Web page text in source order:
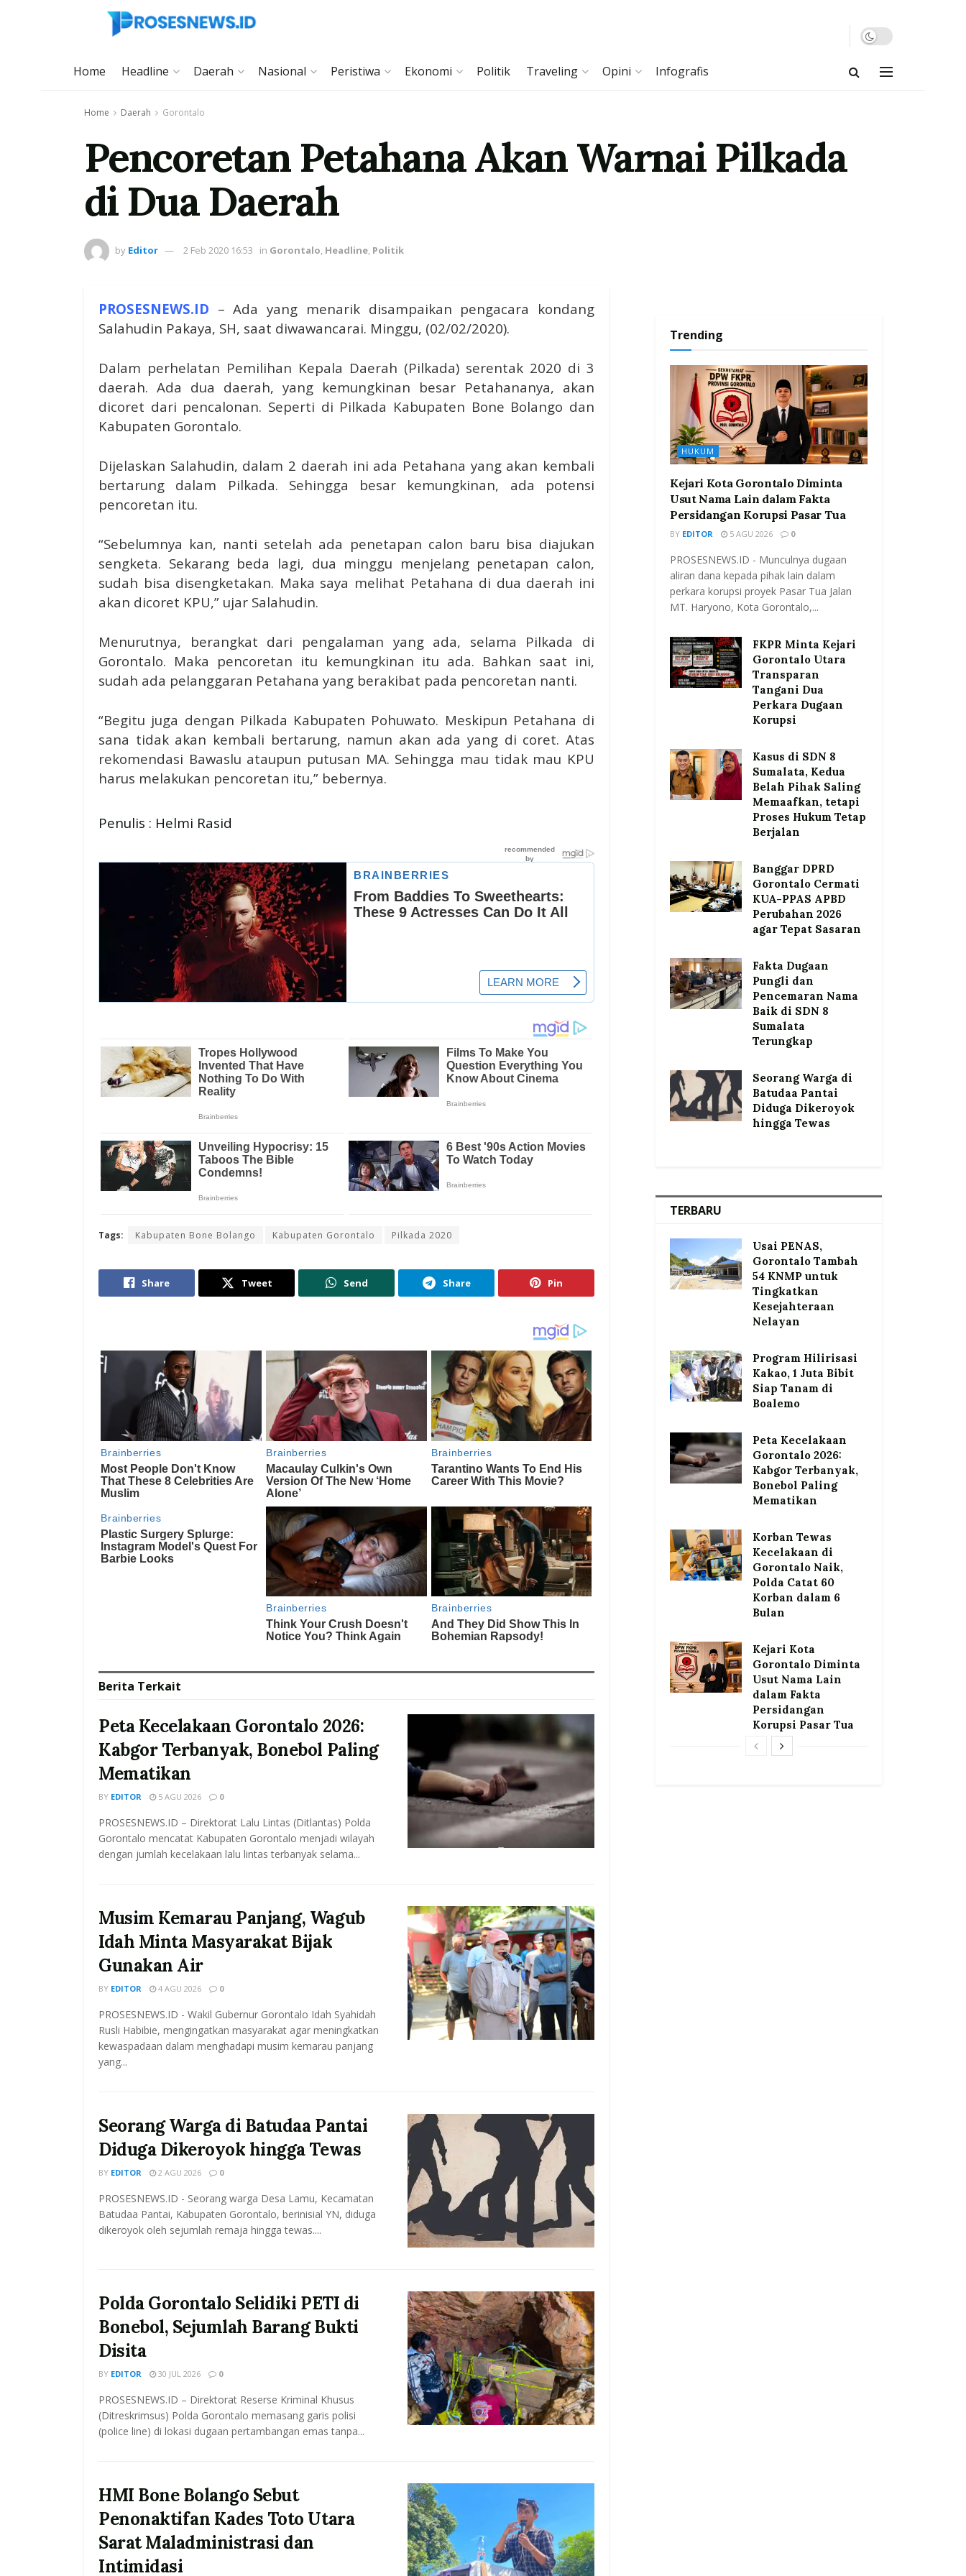
Home Headline Daerah Nasional Peristiwa Ekonomi Politik Traveling Opini Infografis
Home Daerah Gorontalo
Pencoretan Petahana Akan Warnai Pilkada
di Dua Daerah
by Editor 2 Feb 2020 16:53 in Gorontalo, Headline, Politik
PROSESNEWS.ID – Ada yang menarik disampaikan pengacara kondang
Salahudin Pakaya, SH, saat diwawancarai. Minggu, (02/02/2020).
Dalam perhelatan Pemilihan Kepala Daerah (Pilkada) serentak 2020 di 3
daerah. Ada dua daerah, yang kemungkinan besar Petahananya, akan
dicoret dari pencalonan. Seperti di Pilkada Kabupaten Bone Bolango dan
Kabupaten Gorontalo.
Dijelaskan Salahudin, dalam 2 daerah ini ada Petahana yang akan kembali
bertarung dalam Pilkada. Sehingga besar kemungkinan, ada potensi
pencoretan itu.
“Sebelumnya kan, nanti setelah ada penetapan calon baru bisa diajukan
sengketa. Sekarang beda lagi, dua minggu menjelang penetapan calon,
sudah bisa disengketakan. Maka saya melihat Petahana di dua daerah ini
akan dicoret KPU,” ujar Salahudin.
Menurutnya, berangkat dari pengalaman yang ada, selama Pilkada di
Gorontalo. Maka pencoretan itu kemungkinan itu ada. Bahkan saat ini,
sudah ada pelanggaran Petahana yang berakibat pada pencoretan nanti.
“Begitu juga dengan Pilkada Kabupaten Pohuwato. Meskipun Petahana di
sana tidak akan kembali bertarung, namun akan ada yang di coret. Atas
rekomendasi Bawaslu ataupun putusan MA. Sehingga mau tidak mau KPU
harus melakukan pencoretan itu,” bebernya.
Penulis : Helmi Rasid
Tags: Kabupaten Bone Bolango Kabupaten Gorontalo Pilkada 2020
Share Tweet Send Share Pin
Berita Terkait
Peta Kecelakaan Gorontalo 2026:
Kabgor Terbanyak, Bonebol Paling
Mematikan
BY EDITOR 5 AGU 2026 0
PROSESNEWS.ID – Direktorat Lalu Lintas (Ditlantas) Polda
Gorontalo mencatat Kabupaten Gorontalo menjadi wilayah
dengan jumlah kecelakaan lalu lintas terbanyak selama...
Musim Kemarau Panjang, Wagub
Idah Minta Masyarakat Bijak
Gunakan Air
BY EDITOR 4 AGU 2026 0
PROSESNEWS.ID - Wakil Gubernur Gorontalo Idah Syahidah
Rusli Habibie, mengingatkan masyarakat agar meningkatkan
kewaspadaan dalam menghadapi musim kemarau panjang
yang...
Seorang Warga di Batudaa Pantai
Diduga Dikeroyok hingga Tewas
BY EDITOR 2 AGU 2026 0
PROSESNEWS.ID - Seorang warga Desa Lamu, Kecamatan
Batudaa Pantai, Kabupaten Gorontalo, berinisial YN, diduga
dikeroyok oleh sejumlah remaja hingga tewas....
Polda Gorontalo Selidiki PETI di
Bonebol, Sejumlah Barang Bukti
Disita
BY EDITOR 30 JUL 2026 0
PROSESNEWS.ID – Direktorat Reserse Kriminal Khusus
(Ditreskrimsus) Polda Gorontalo memasang garis polisi
(police line) di lokasi dugaan pertambangan emas tanpa...
HMI Bone Bolango Sebut
Penonaktifan Kades Toto Utara
Sarat Maladministrasi dan
Intimidasi
Trending
HUKUM
Kejari Kota Gorontalo Diminta
Usut Nama Lain dalam Fakta
Persidangan Korupsi Pasar Tua
BY EDITOR 5 AGU 2026 0
PROSESNEWS.ID - Munculnya dugaan
aliran dana kepada pihak lain dalam
perkara korupsi proyek Pasar Tua Jalan
MT. Haryono, Kota Gorontalo,...
FKPR Minta Kejari
Gorontalo Utara
Transparan
Tangani Dua
Perkara Dugaan
Korupsi
Kasus di SDN 8
Sumalata, Kedua
Belah Pihak Saling
Memaafkan, tetapi
Proses Hukum Tetap
Berjalan
Banggar DPRD
Gorontalo Cermati
KUA-PPAS APBD
Perubahan 2026
agar Tepat Sasaran
Fakta Dugaan
Pungli dan
Pencemaran Nama
Baik di SDN 8
Sumalata
Terungkap
Seorang Warga di
Batudaa Pantai
Diduga Dikeroyok
hingga Tewas
TERBARU
Usai PENAS,
Gorontalo Tambah
54 KNMP untuk
Tingkatkan
Kesejahteraan
Nelayan
Program Hilirisasi
Kakao, 1 Juta Bibit
Siap Tanam di
Boalemo
Peta Kecelakaan
Gorontalo 2026:
Kabgor Terbanyak,
Bonebol Paling
Mematikan
Korban Tewas
Kecelakaan di
Gorontalo Naik,
Polda Catat 60
Korban dalam 6
Bulan
Kejari Kota
Gorontalo Diminta
Usut Nama Lain
dalam Fakta
Persidangan
Korupsi Pasar Tua